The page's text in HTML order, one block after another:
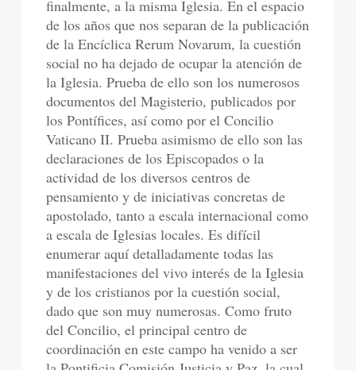
finalmente, a la misma Iglesia. En el espacio
de los años que nos separan de la publicación
de la Encíclica Rerum Novarum, la cuestión
social no ha dejado de ocupar la atención de
la Iglesia. Prueba de ello son los numerosos
documentos del Magisterio, publicados por
los Pontífices, así como por el Concilio
Vaticano II. Prueba asimismo de ello son las
declaraciones de los Episcopados o la
actividad de los diversos centros de
pensamiento y de iniciativas concretas de
apostolado, tanto a escala internacional como
a escala de Iglesias locales. Es difícil
enumerar aquí detalladamente todas las
manifestaciones del vivo interés de la Iglesia
y de los cristianos por la cuestión social,
dado que son muy numerosas. Como fruto
del Concilio, el principal centro de
coordinación en este campo ha venido a ser